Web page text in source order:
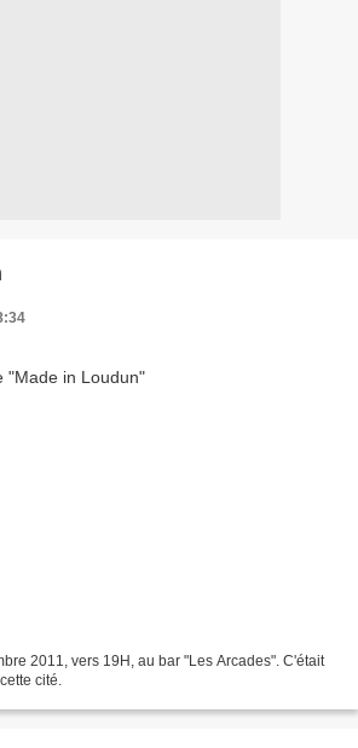
2011, vers 19H, au bar "Les Arcades". C'était
cité.